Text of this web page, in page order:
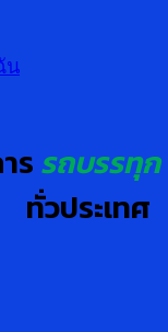
น
รรถบรรทุก
ทั่วประเทศ